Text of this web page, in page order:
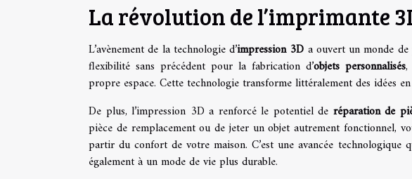
La révolution de l’imprimante
L’avènement de la technologie d’impression 3D a ouvert un monde
flexibilité sans précédent pour la fabrication d’objets personnalisés,
propre espace. Cette technologie transforme littéralement des idées
De plus, l’impression 3D a renforcé le potentiel de réparation de
pièce de remplacement ou de jeter un objet autrement fonctionnel,
partir du confort de votre maison. C’est une avancée
également à un mode de vie plus durable.